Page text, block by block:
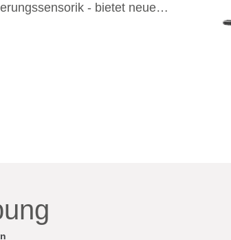
- bietet neue,
und direkt den Status Ihres